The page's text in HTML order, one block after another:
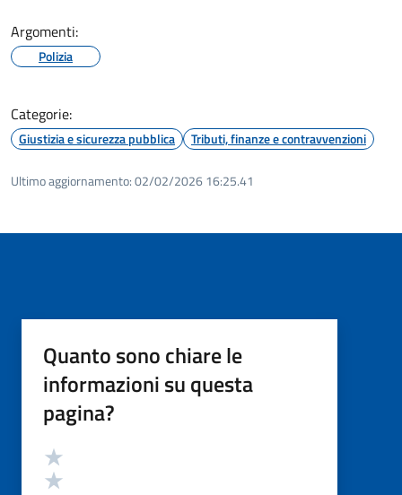
Argomenti:
Polizia
Categorie:
Giustizia e sicurezza pubblica Tributi, finanze e contravvenzioni
Ultimo aggiornamento:02/02/2026 16:25.41
Quanto sono chiare le
informazioni su questa
pagina?
Valutazione